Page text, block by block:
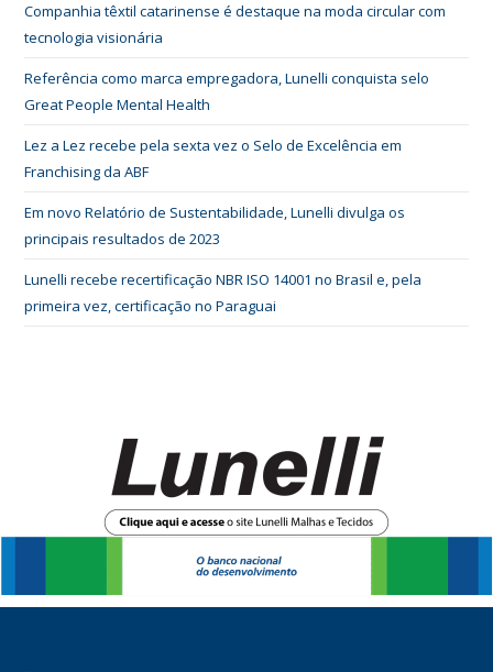
Companhia têxtil catarinense é destaque na moda circular com
tecnologia visionária
Referência como marca empregadora, Lunelli conquista selo
Great People Mental Health
Lez a Lez recebe pela sexta vez o Selo de Excelência em
Franchising da ABF
Em novo Relatório de Sustentabilidade, Lunelli divulga os
principais resultados de 2023
Lunelli recebe recertificação NBR ISO 14001 no Brasil e, pela
primeira vez, certificação no Paraguai